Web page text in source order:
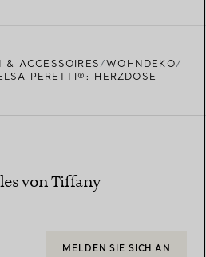
& ACCESSOIRES
WOHNDEKO
PERETTI®: HERZDOSE
von Tiffany
MELDEN SIE SICH AN